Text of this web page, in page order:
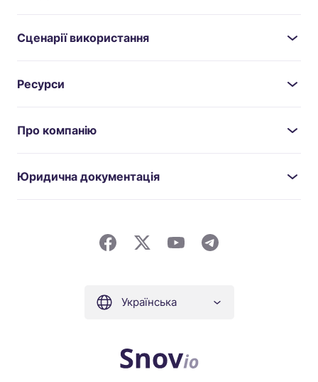
Сценарії використання
Ресурси
Про компанію
Юридична документація
Українська